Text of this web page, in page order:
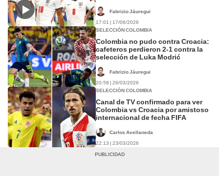
Fabrizio Jáuregui
17:01 | 17/06/2026
SELECCIÓN COLOMBIA
Colombia no pudo contra Croacia:
cafeteros perdieron 2-1 contra la
selección de Luka Modrić
Fabrizio Jáuregui
20:58 | 26/03/2026
SELECCIÓN COLOMBIA
Canal de TV confirmado para ver
Colombia vs Croacia por amistoso
internacional de fecha FIFA
Carlos Avellaneda
22:13 | 23/03/2026